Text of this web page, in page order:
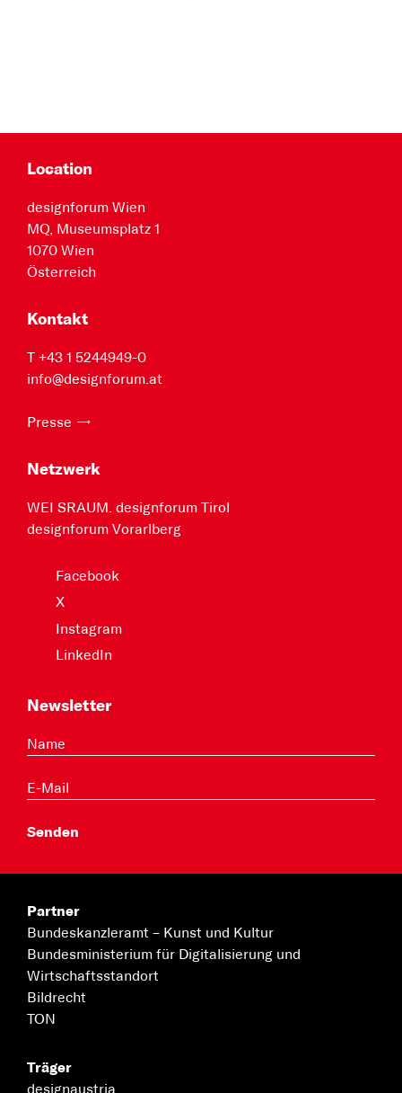
Location
designforum Wien
MQ, Museumsplatz 1
1070 Wien
Österreich
Kontakt
T +43 1 5244949-0
info@designforum.at
Presse
Netzwerk
WEI SRAUM. designforum Tirol
designforum Vorarlberg
Facebook
X
Instagram
LinkedIn
Newsletter
Partner
Bundeskanzleramt – Kunst und Kultur
Bundesministerium für Digitalisierung und
Wirtschaftsstandort
Bildrecht
TON
Träger
designaustria